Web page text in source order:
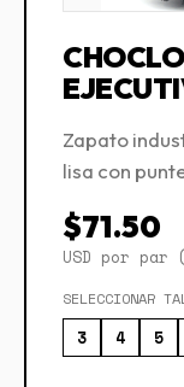
Zapato
lisa con
$71.50
USD por par
SELECCIONAR
3 4 5